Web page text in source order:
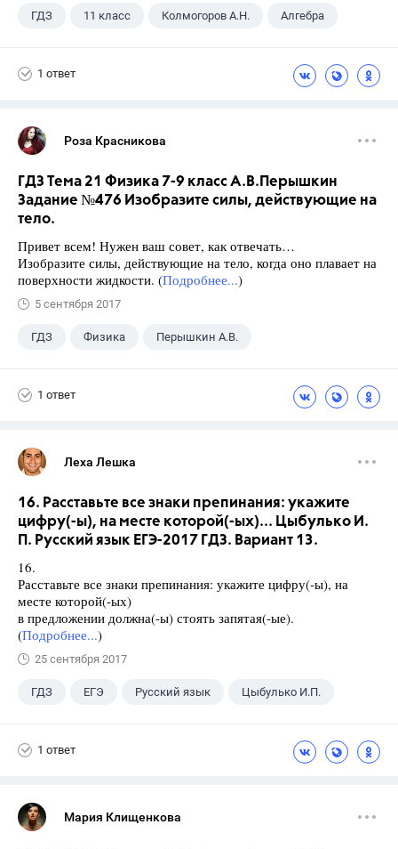
ГДЗ 11 класс Колмогоров А.Н. Алгебра
1 ответ
Роза Красникова
ГДЗ Тема 21 Физика 7-9 класс А.В.Перышкин
Задание №476 Изобразите силы, действующие на
тело.
Привет всем! Нужен ваш совет, как отвечать…
Изобразите силы, действующие на тело, когда оно плавает на
поверхности жидкости. (Подробнее...)
5 сентября 2017
ГДЗ Физика Перышкин А.В.
1 ответ
Леха Лешка
16. Расставьте все знаки препинания: укажите
цифру(-ы), на месте которой(-ых)... Цыбулько И.
П. Русский язык ЕГЭ-2017 ГДЗ. Вариант 13.
16.
Расставьте все знаки препинания: укажите цифру(-ы), на
месте которой(-ых)
в предложении должна(-ы) стоять запятая(-ые).
(Подробнее...)
25 сентября 2017
ГДЗ ЕГЭ Русский язык Цыбулько И.П.
1 ответ
Мария Клищенкова